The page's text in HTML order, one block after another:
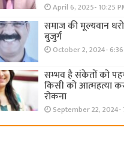
April 6, 2025- 10:25
समाज की मूल्यवान
बुजुर्ग
October 2, 2024-
सम्भव है संकेतों को
किसी को आत्महत्या
रोकना
September 22, 2024-